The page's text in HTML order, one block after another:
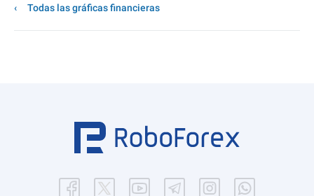
Todas las gráficas financieras